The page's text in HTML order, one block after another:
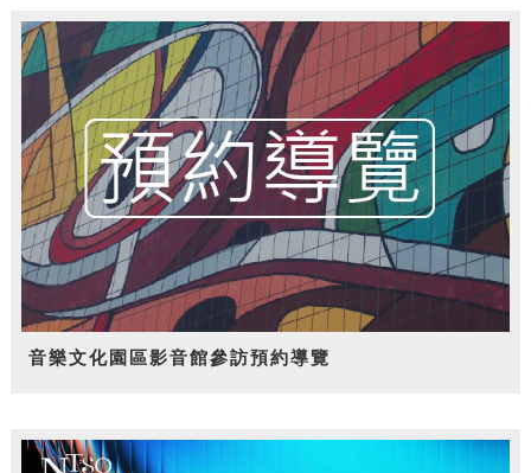
音樂文化園區影音館參訪預約導覽